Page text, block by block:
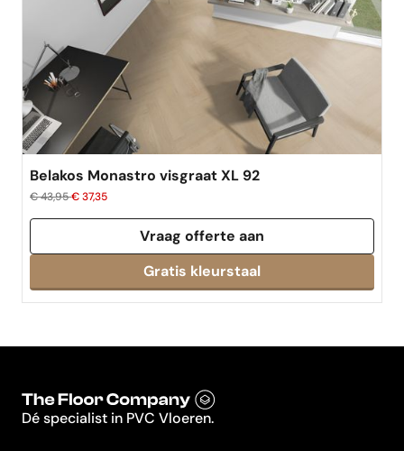
Belakos Monastro visgraat XL 92
€ 43,95€ 37,35
Vraag offerte aan
Dé specialist in PVC Vloeren.